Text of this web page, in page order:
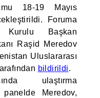
18-19 Mayıs
Foruma
Kurulu Başkan
Raşid Meredov
Uluslararası
bildirildi.
ulaştırma
Meredov,